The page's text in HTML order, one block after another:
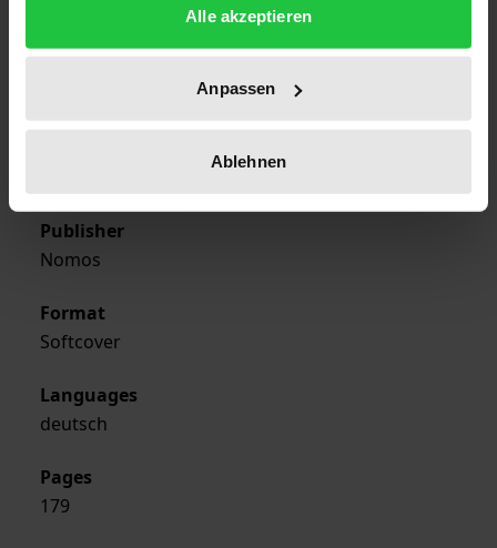
Alle akzeptieren
Anpassen
Ablehnen
Publisher
Nomos
Format
Softcover
Languages
deutsch
Pages
179